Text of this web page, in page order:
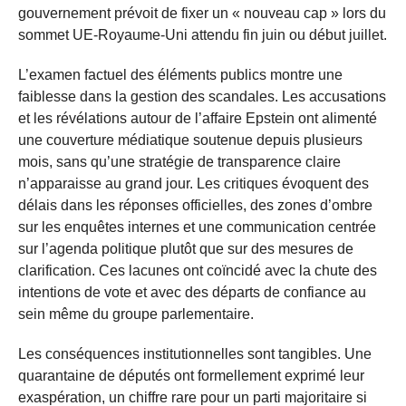
gouvernement prévoit de fixer un « nouveau cap » lors du
sommet UE-Royaume-Uni attendu fin juin ou début juillet.
L’examen factuel des éléments publics montre une
faiblesse dans la gestion des scandales. Les accusations
et les révélations autour de l’affaire Epstein ont alimenté
une couverture médiatique soutenue depuis plusieurs
mois, sans qu’une stratégie de transparence claire
n’apparaisse au grand jour. Les critiques évoquent des
délais dans les réponses officielles, des zones d’ombre
sur les enquêtes internes et une communication centrée
sur l’agenda politique plutôt que sur des mesures de
clarification. Ces lacunes ont coïncidé avec la chute des
intentions de vote et avec des départs de confiance au
sein même du groupe parlementaire.
Les conséquences institutionnelles sont tangibles. Une
quarantaine de députés ont formellement exprimé leur
exaspération, un chiffre rare pour un parti majoritaire si